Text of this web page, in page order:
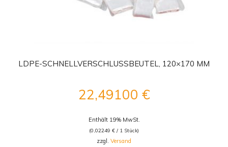
LDPE-SCHNELLVERSCHLUSSBEUTEL, 120×170 MM
22,49100 €
Enthält 19% MwSt.
(0,02249 € / 1 Stück)
zzgl. Versand